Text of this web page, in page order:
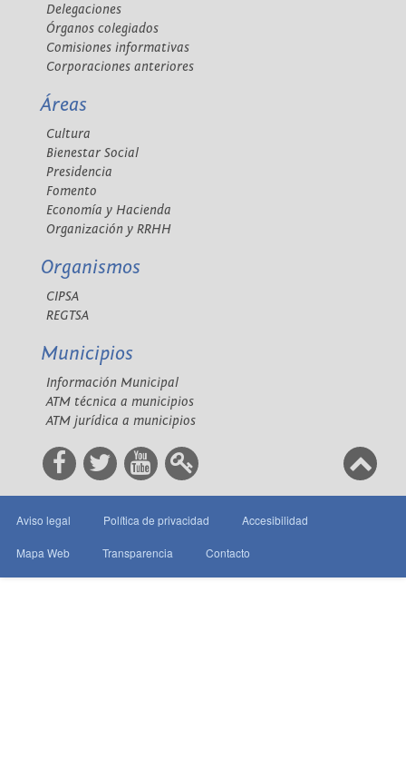
Delegaciones
Órganos colegiados
Comisiones informativas
Corporaciones anteriores
Áreas
Cultura
Bienestar Social
Presidencia
Fomento
Economía y Hacienda
Organización y RRHH
Organismos
CIPSA
REGTSA
Municipios
Información Municipal
ATM técnica a municipios
ATM jurídica a municipios
Aviso legal Política de privacidad Accesibilidad
Mapa Web Transparencia Contacto